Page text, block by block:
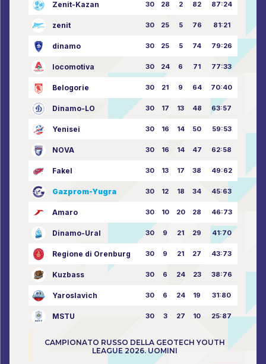
Zenit-Kazan 30 28 2 82 87:24
zenit 30 25 5 76 81:21
dinamo 30 25 5 74 79:26
locomotiva 30 24 6 71 77:33
Belogorie 30 21 9 64 70:40
Dinamo-LO 30 17 13 48 63:57
Yenisei 30 16 14 50 59:53
NOVA 30 16 14 47 62:58
Fakel 30 13 17 38 49:62
Gazprom-Yugra 30 12 18 34 45:63
Amaro 30 10 20 28 46:73
Dinamo-Ural 30 9 21 29 41:70
Regione di Orenburg 30 9 21 27 43:73
Kuzbass 30 6 24 23 38:76
Yaroslavich 30 6 24 19 31:80
MSTU 30 3 27 10 25:87
CAMPIONATO RUSSO DELLA GEOTECH YOUTH
LEAGUE 2026. UOMINI